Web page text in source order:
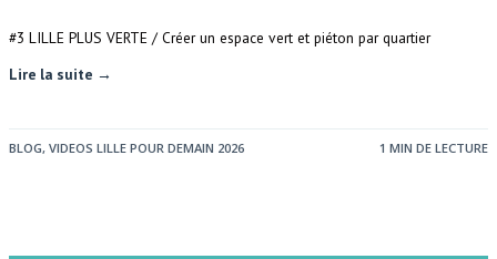
#3 LILLE PLUS VERTE / Créer un espace vert et piéton par quartier
Lire la suite →
BLOG, VIDEOS LILLE POUR DEMAIN 2026 1 MIN DE LECTURE